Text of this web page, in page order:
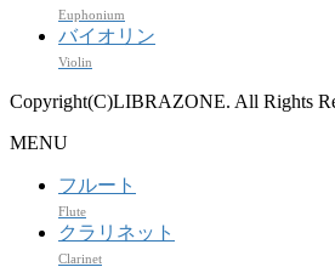
Euphonium
バイオリン
Violin
Copyright(C)LIBRAZONE. All Rights
MENU
フルート
Flute
クラリネット
Clarinet